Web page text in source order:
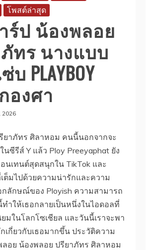
โพสต์ล่าสุด
ร์ป น้องพลอย
ทร นางแบบ
PLAYBOY
องศา
2026
ยาภัทร ศิลาหอม คนนี้นอกจากจะ
นซีรีส์ Y แล้ว Ploy Preeyaphat ยัง
นเทนต์สุดสนุกใน TikTok และ
ต็มไปด้วยความน่ารักและความ
กลักษณ์ของ Ployish ความสามารถ
ำให้เธอกลายเป็นหนึ่งในไอดอลที่
มในโลกโซเชียล และวันนี้เราจะพา
เกี่ยวกับเธอมากขึ้น ประวัติความ
ลอย น้องพลอย ปรียาภัทร ศิลาหอม